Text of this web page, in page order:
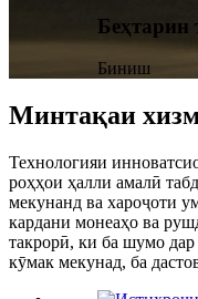
Беҳтарин
Биниш
Минтақаи
Технологияи
роҳҳои ҳалли амалӣ
мекунанд ва хароҷоти
кардани монеаҳо ва
такрорӣ, ки ба шумо
кӯмак мекунад, ба